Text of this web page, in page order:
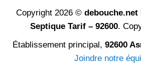
Copyright 2026 © debouche.net
Septique Tarif – 92600.
Établissement principal, 92600
Joindre notre